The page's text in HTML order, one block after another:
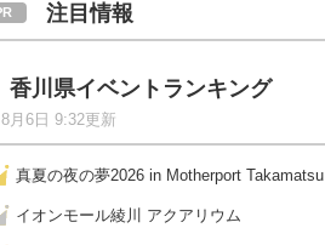
注目情報
香川県イベントランキング
8月6日 9:32更新
真夏の夜の夢2026 in Motherport Takamatsu
イオンモール綾川 アクアリウム